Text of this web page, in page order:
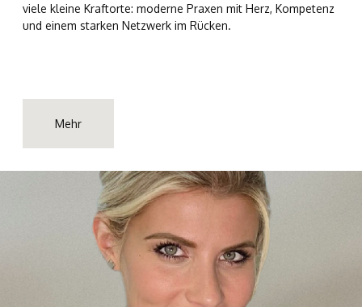
viele kleine Kraftorte: moderne Praxen mit Herz, Kompetenz
und einem starken Netzwerk im Rücken.
Mehr